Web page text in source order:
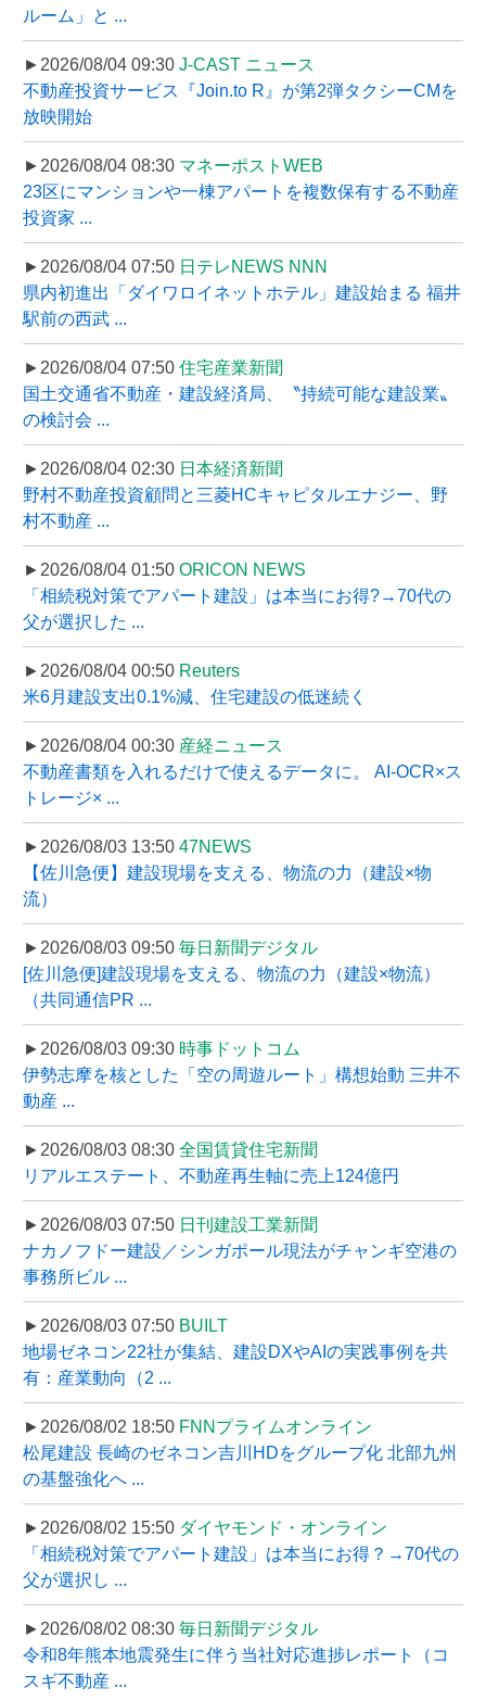
ルーム」と ...
►2026/08/04 09:30 J-CAST ニュース
不動産投資サービス『Join.to R』が第2弾タクシーCMを
放映開始
►2026/08/04 08:30 マネーポストWEB
23区にマンションや一棟アパートを複数保有する不動産
投資家 ...
►2026/08/04 07:50 日テレNEWS NNN
県内初進出「ダイワロイネットホテル」建設始まる 福井
駅前の西武 ...
►2026/08/04 07:50 住宅産業新聞
国土交通省不動産・建設経済局、〝持続可能な建設業〟
の検討会 ...
►2026/08/04 02:30 日本経済新聞
野村不動産投資顧問と三菱HCキャピタルエナジー、野
村不動産 ...
►2026/08/04 01:50 ORICON NEWS
「相続税対策でアパート建設」は本当にお得?→70代の
父が選択した ...
►2026/08/04 00:50 Reuters
米6月建設支出0.1%減、住宅建設の低迷続く
►2026/08/04 00:30 産経ニュース
不動産書類を入れるだけで使えるデータに。 AI-OCR×ス
トレージ× ...
►2026/08/03 13:50 47NEWS
【佐川急便】建設現場を支える、物流の力（建設×物
流）
►2026/08/03 09:50 毎日新聞デジタル
[佐川急便]建設現場を支える、物流の力（建設×物流）
（共同通信PR ...
►2026/08/03 09:30 時事ドットコム
伊勢志摩を核とした「空の周遊ルート」構想始動 三井不
動産 ...
►2026/08/03 08:30 全国賃貸住宅新聞
リアルエステート、不動産再生軸に売上124億円
►2026/08/03 07:50 日刊建設工業新聞
ナカノフドー建設／シンガポール現法がチャンギ空港の
事務所ビル ...
►2026/08/03 07:50 BUILT
地場ゼネコン22社が集結、建設DXやAIの実践事例を共
有：産業動向（2 ...
►2026/08/02 18:50 FNNプライムオンライン
松尾建設 長崎のゼネコン吉川HDをグループ化 北部九州
の基盤強化へ ...
►2026/08/02 15:50 ダイヤモンド・オンライン
「相続税対策でアパート建設」は本当にお得？→70代の
父が選択し ...
►2026/08/02 08:30 毎日新聞デジタル
令和8年熊本地震発生に伴う当社対応進捗レポート（コ
スギ不動産 ...